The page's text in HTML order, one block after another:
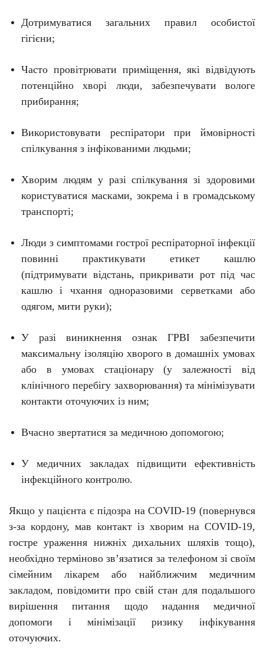
Дотримуватися загальних правил особистої
гігієни;
Часто провітрювати приміщення, які відвідують
потенційно хворі люди, забезпечувати вологе
прибирання;
Використовувати респіратори при ймовірності
спілкування з інфікованими людьми;
Хворим людям у разі спілкування зі здоровими
користуватися масками, зокрема і в громадському
транспорті;
Люди з симптомами гострої респіраторної інфекції
повинні практикувати етикет кашлю
(підтримувати відстань, прикривати рот під час
кашлю і чхання одноразовими серветками або
одягом, мити руки);
У разі виникнення ознак ГРВІ забезпечити
максимальну ізоляцію хворого в домашніх умовах
або в умовах стаціонару (у залежності від
клінічного перебігу захворювання) та мінімізувати
контакти оточуючих із ним;
Вчасно звертатися за медичною допомогою;
У медичних закладах підвищити ефективність
інфекційного контролю.
Якщо у пацієнта є підозра на COVID-19 (повернувся
з-за кордону, мав контакт із хворим на COVID-19,
гостре ураження нижніх дихальних шляхів тощо),
необхідно терміново зв’язатися за телефоном зі своїм
сімейним лікарем або найближчим медичним
закладом, повідомити про свій стан для подальшого
вирішення питання щодо надання медичної
допомоги і мінімізації ризику інфікування
оточуючих.